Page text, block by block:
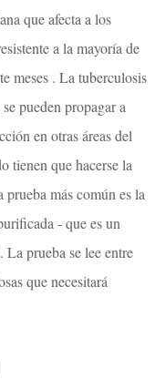
que afecta a los
a la mayoría de
meses . La tuberculosis
pueden propagar a
en otras áreas del
tienen que hacerse la
más común es la
- que es un
prueba se lee entre
que necesitará